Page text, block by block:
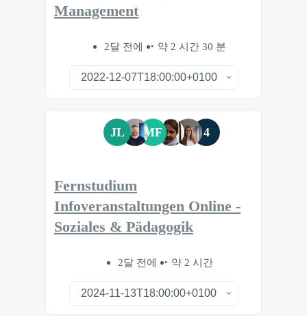
Management
2달 전에 약 2 시간 30 분
JL MF 4
Fernstudium
Infoveranstaltungen Online -
Soziales & Pädagogik
2달 전에 약 2 시간